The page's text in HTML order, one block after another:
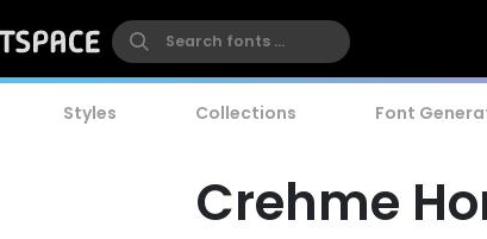
Styles Collections Font
Crehme